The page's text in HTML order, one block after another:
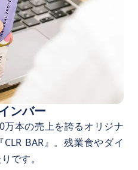
ンバー
万本の売上を誇るオリジナ
BAR』。残業食やダイ
です。